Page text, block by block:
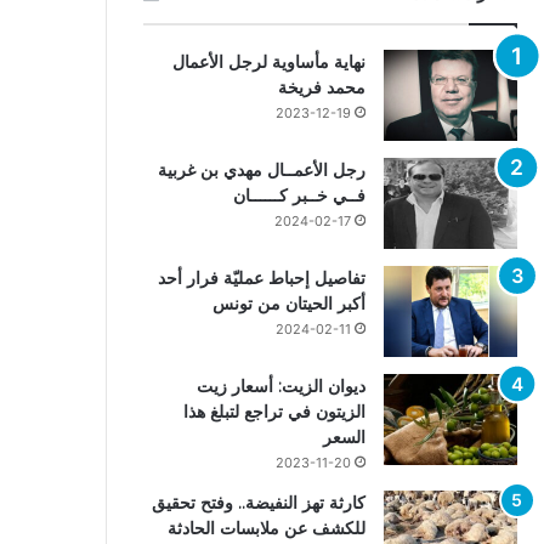
نهاية مأساوية لرجل الأعمال
محمد فريخة
2023-12-19
رجل الأعمــال مهدي بن غربية
فــي خــبر كــــــان
2024-02-17
تفاصيل إحباط عمليّة فرار أحد
أكبر الحيتان من تونس
2024-02-11
ديوان الزيت: أسعار زيت
الزيتون في تراجع لتبلغ هذا
السعر
2023-11-20
كارثة تهز النفيضة.. وفتح تحقيق
للكشف عن ملابسات الحادثة